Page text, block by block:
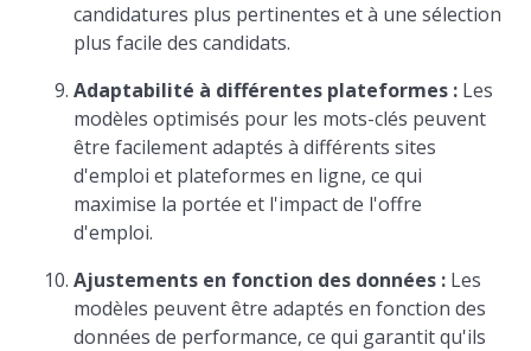
candidatures plus pertinentes et à une sélection
plus facile des candidats.
Adaptabilité à différentes plateformes : Les
modèles optimisés pour les mots-clés peuvent
être facilement adaptés à différents sites
d'emploi et plateformes en ligne, ce qui
maximise la portée et l'impact de l'offre
d'emploi.
Ajustements en fonction des données : Les
modèles peuvent être adaptés en fonction des
données de performance, ce qui garantit qu'ils